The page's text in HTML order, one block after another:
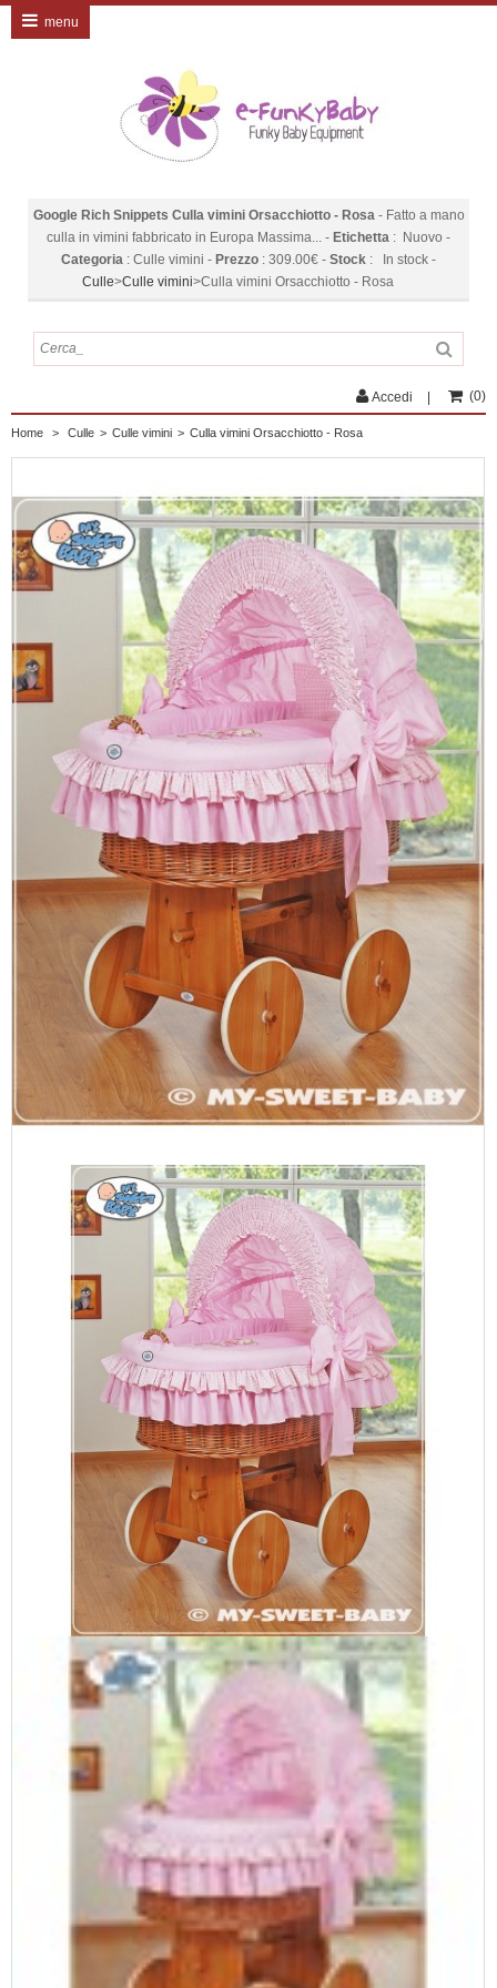
Google Rich Snippets Culla vimini Orsacchiotto - Rosa- Fatto a mano
culla in vimini fabbricato in Europa Massima... - Etichetta : Nuovo -
Categoria : Culle vimini - Prezzo : 309.00€ - Stock : In stock -
Culle>Culle vimini>Culla vimini Orsacchiotto - Rosa
menu
Accedi (0)
Home > Culle > Culle vimini > Culla vimini Orsacchiotto - Rosa